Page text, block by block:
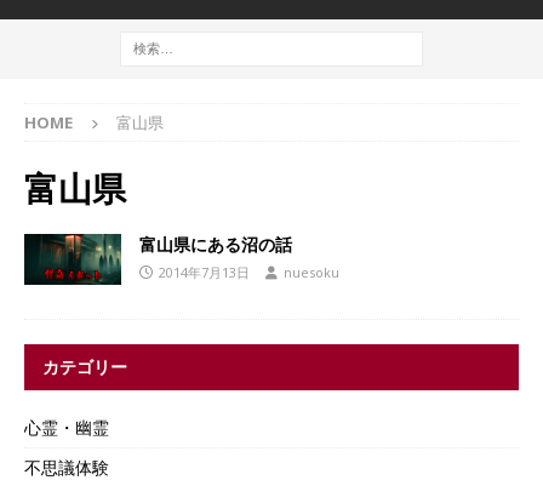
HOME 富山県
富山県
富山県にある沼の話
2014年7月13日 nuesoku
カテゴリー
心霊・幽霊
不思議体験